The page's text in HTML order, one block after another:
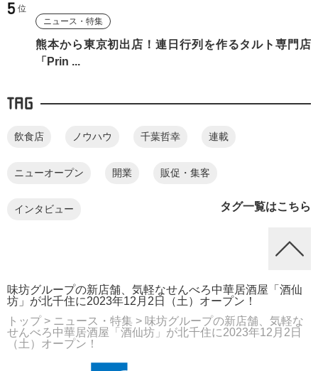
ニュース・特集
熊本から東京初出店！連日行列を作るタルト専門店
「Prin ...
TAG
飲食店 ノウハウ 千葉哲幸 連載
ニューオープン 開業 販促・集客
インタビュー タグ一覧はこちら
味坊グループの新店舗、気軽なせんべろ中華居酒屋「酒仙
坊」が北千住に2023年12月2日（土）オープン！
トップ> ニュース・特集 > 味坊グループの新店舗、気軽な
せんべろ中華居酒屋「酒仙坊」が北千住に2023年12月2日
（土）オープン！